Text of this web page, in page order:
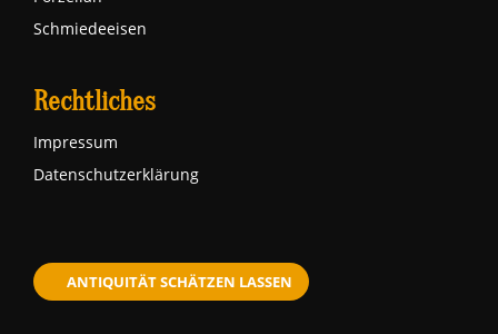
Schmiedeeisen
Rechtliches
Impressum
Datenschutzerklärung
ANTIQUITÄT SCHÄTZEN LASSEN